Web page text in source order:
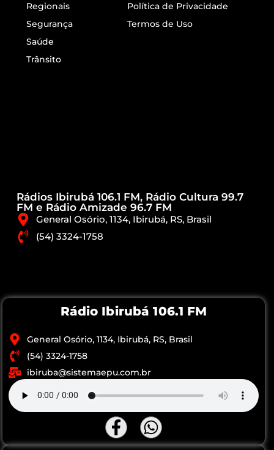
Rádios Ibirubá 106.1 FM, Rádio Cultura 99.7
FM e Rádio Amizade 96.7 FM
General Osório, 1134, Ibirubá, RS, Brasil
(54) 3324-1758
Regionais
Segurança
Saúde
Trânsito
Política de Privacidade
Termos de Uso
Rádio Ibirubá 106.1 FM
General Osório, 1134, Ibirubá, RS, Brasil
(54) 3324-1758
ibiruba@sistemaepu.com.br